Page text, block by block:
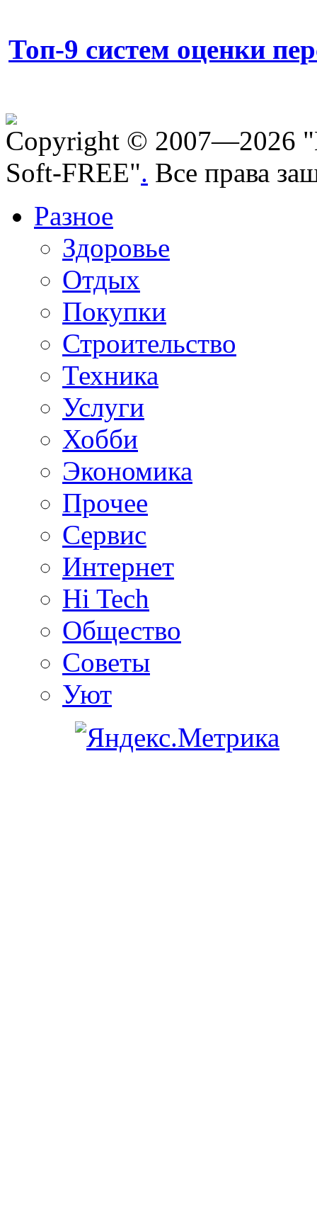
Топ-9 систем оценки
Copyright © 2007—2026
Soft-FREE". Все права
Разное
Здоровье
Отдых
Покупки
Строительство
Техника
Услуги
Хобби
Экономика
Прочее
Сервис
Интернет
Hi Tech
Общество
Советы
Уют